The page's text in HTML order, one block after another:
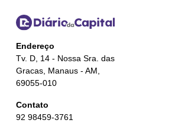
Endereço
Tv. D, 14 - Nossa Sra. das
Gracas, Manaus - AM,
69055-010
Contato
92 98459-3761